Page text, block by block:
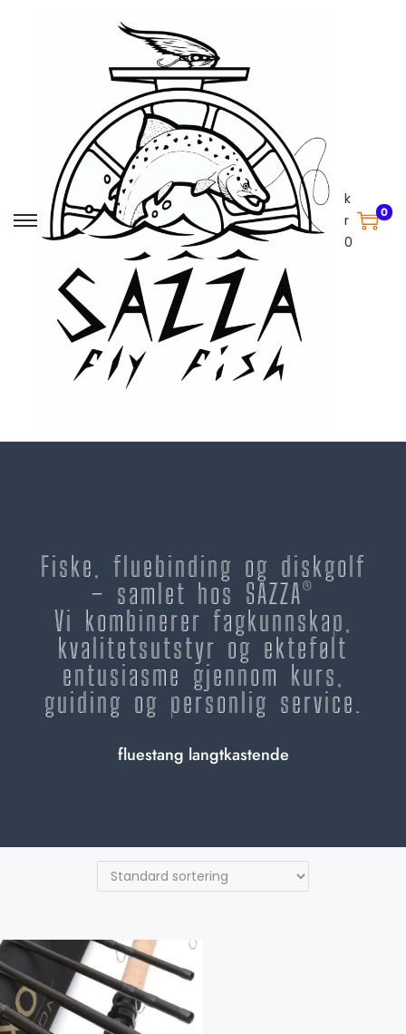
k
r
0
0
Fiske, fluebinding og diskgolf
– samlet hos SAZZA®
Vi kombinerer fagkunnskap,
kvalitetsutstyr og ektefølt
entusiasme gjennom kurs,
guiding og personlig service.
fluestang langtkastende